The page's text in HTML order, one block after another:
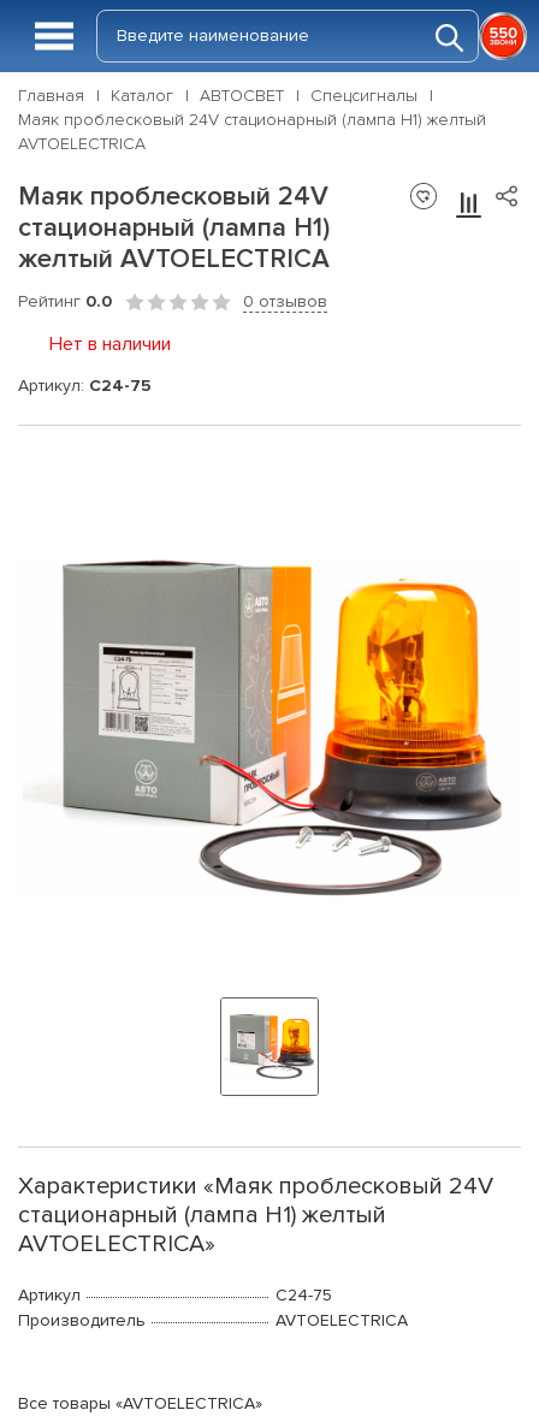
Главная Каталог АВТОСВЕТ
Спецсигналы
Маяк проблесковый 24V стационарный (лампа Н1) желтый
AVTOELECTRICA
Маяк проблесковый 24V
стационарный (лампа Н1)
желтый AVTOELECTRICA
Рейтинг 0.0 0 отзывов
Нет в наличии
Артикул: С24-75
Характеристики «Маяк проблесковый 24V
стационарный (лампа Н1) желтый
AVTOELECTRICA»
Артикул
С24-75
Производитель
AVTOELECTRICA
Все товары «AVTOELECTRICA»